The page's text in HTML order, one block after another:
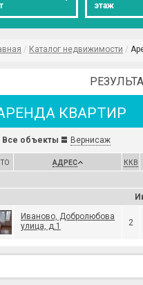
этаж
/ Каталог недвижимости /
КВАРТИР
Все объекты Вернисаж
АДРЕС ККВ
Иваново, Добролюбова
улица, д.1
2